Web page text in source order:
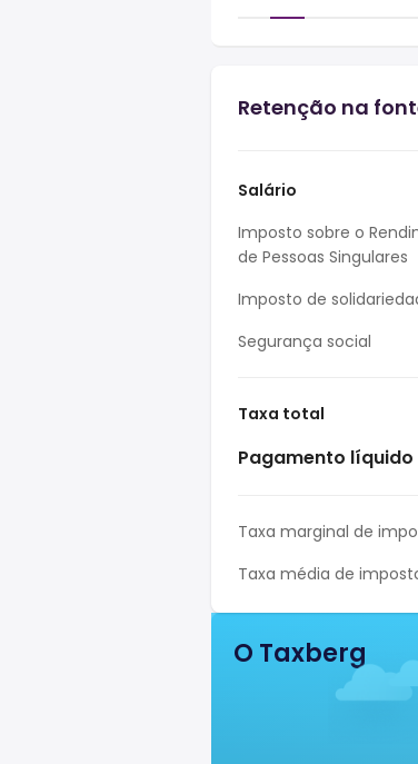
Retenção na
Salário
Imposto sobre o
de Pessoas Singulares
Imposto de
Segurança social
Taxa total
Pagamento líquido
Taxa marginal de
Taxa média de
O Taxberg